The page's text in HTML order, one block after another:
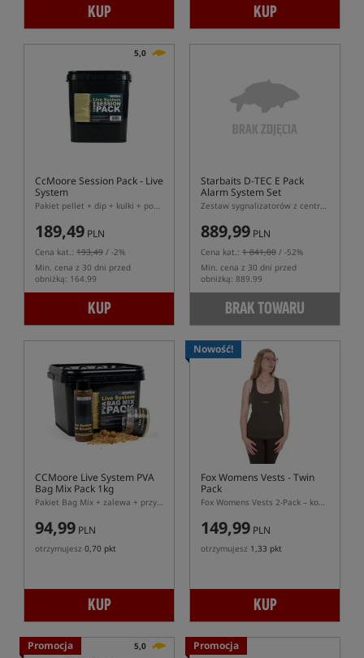
KUP KUP
5,0
CcMoore Session Pack - Live
System
Pakiet pellet + dip + kulki + pop-ups
189,49 PLN
Cena kat.: 193,49 / -2%
Min. cena z 30 dni przed
obniżką: 164.99
KUP
Starbaits D-TEC E Pack
Alarm System Set
Zestaw sygnalizatorów z centralką
889,99 PLN
Cena kat.: 1 841,00 / -52%
Min. cena z 30 dni przed
obniżką: 889.99
BRAK TOWARU
CCMoore Live System PVA
Bag Mix Pack 1kg
Pakiet Bag Mix + zalewa + przynęty
94,99 PLN
otrzymujesz 0,70 pkt
KUP
Nowość!
Fox Womens Vests - Twin
Pack
Fox Womens Vests 2-Pack – komplet damskich topów wędkarskich
149,99 PLN
otrzymujesz 1,33 pkt
KUP
Promocja 5,0 Promocja